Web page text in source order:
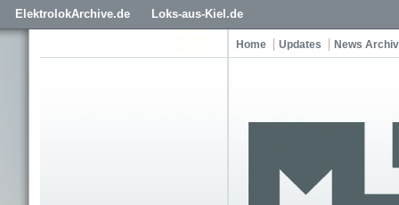
ElektrolokArchive.de Loks-aus-Kiel.de
Home Updates News Archiv